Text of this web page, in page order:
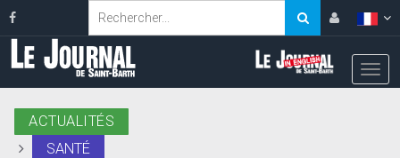
ACTUALITÉS
SANTÉ